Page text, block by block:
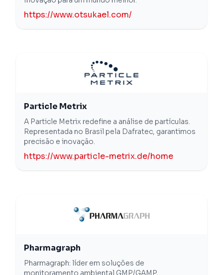
https://www.otsukael.com/
Particle Metrix
A Particle Metrix redefine a análise de partículas.
Representada no Brasil pela Dafratec, garantimos
precisão e inovação.
https://www.particle-metrix.de/home
Pharmagraph
Pharmagraph: líder em soluções de
monitoramento ambiental GMP/GAMP,